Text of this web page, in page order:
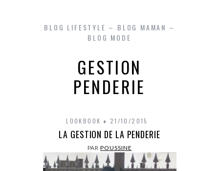
BLOG LIFESTYLE – BLOG MAMAN –
BLOG MODE
GESTION
PENDERIE
LOOKBOOK 21/10/2015
LA GESTION DE LA PENDERIE
PARPOUSSINE